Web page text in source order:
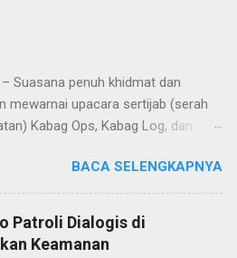
Suasana penuh khidmat dan
mewarnai upacara sertijab (serah
Kabag Ops, Kabag Log, dan
Arya Racana Polres Bangkalan, Rabu
Upacara tersebut menjadi
bagi jajaran Polres Bangkalan,
sebagai pergantian jabatan
BACA SELENGKAPNYA
Patroli Dialogis di
Keamanan